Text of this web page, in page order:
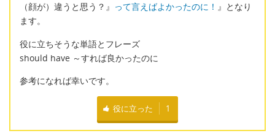
（顔が）違うと思う？』 って言えばよかったのに！ 』となり
ます。
役に立ちそうな単語とフレーズ
should have ～すれば良かったのに
参考になれば幸いです。
役に立った 1